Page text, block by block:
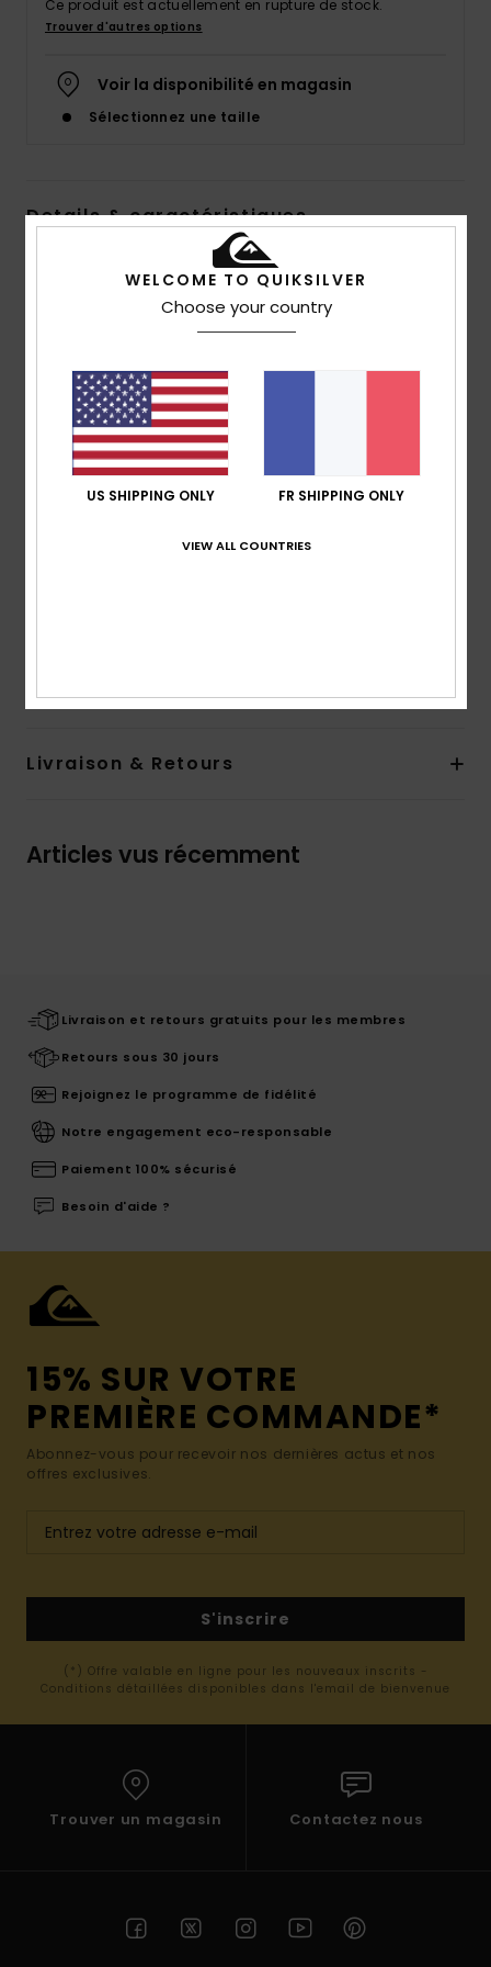
Ce produit est actuellement en rupture de stock.
Trouver d'autres options
Voir la disponibilité en magasin
Sélectionnez une taille
Details & caractéristiques
AQYFT03331 Code couleurmlh0
Matière :mélange de coton et polyester
Délavage :délavage minéral
Coupe :coupe regular
Col :col rond
Livraison & Retours
Articles vus récemment
Livraison et retours gratuits pour les membres
Retours sous 30 jours
Rejoignez le programme de fidélité
Notre engagement eco-responsable
Paiement 100% sécurisé
Besoin d'aide ?
15% SUR VOTRE
PREMIÈRE COMMANDE*
Abonnez-vous pour recevoir nos dernières actus et nos
offres exclusives.
S'inscrire
(*) Offre valable en ligne pour les nouveaux inscrits -
Conditions détaillées disponibles dans l'email de bienvenue
Trouver un magasin Contactez nous
WELCOME TO QUIKSILVER
Choose your country
US SHIPPING ONLY FR SHIPPING ONLY
VIEW ALL COUNTRIES